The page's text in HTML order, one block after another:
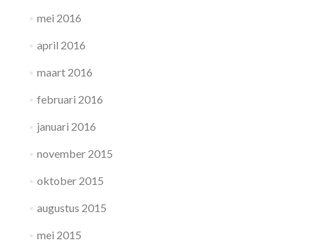
mei 2016
april 2016
maart 2016
februari 2016
januari 2016
november 2015
oktober 2015
augustus 2015
mei 2015